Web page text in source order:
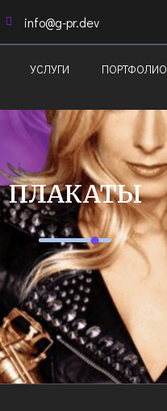
info@g-pr.dev
УСЛУГИ ПОРТФОЛИО
ПЛАКАТЫ